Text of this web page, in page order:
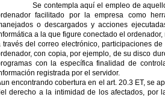
Se contempla aquí el empleo de
facilitado por la empresa como
o descargados y acciones
a la que figure conectado el
través del correo electrónico, participaciones
con copia, por ejemplo, de su disco
con la específica finalidad de
registrada por el servidor.
encontrando cobertura en el art. 20.3 ET, se
derecho a la intimidad de los afectados, por